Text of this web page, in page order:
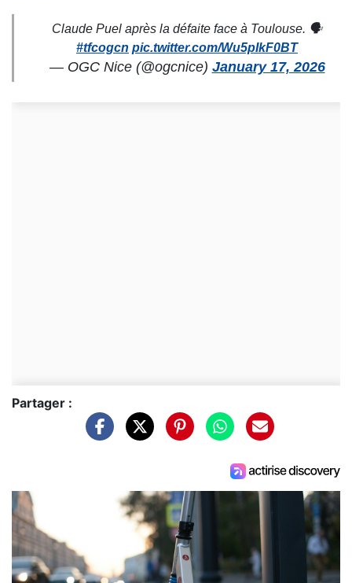
Claude Puel après la défaite face à Toulouse. 🗣️
#tfcogcn pic.twitter.com/Wu5pIkF0BT
— OGC Nice (@ogcnice) January 17, 2026
Partager :